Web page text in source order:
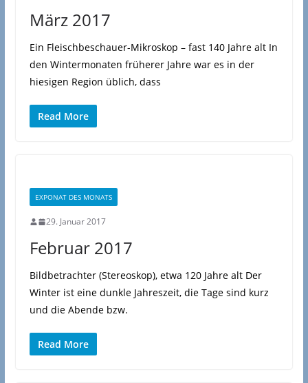
März 2017
Ein Fleischbeschauer-Mikroskop – fast 140 Jahre alt In
den Wintermonaten früherer Jahre war es in der
hiesigen Region üblich, dass
Read More
EXPONAT DES MONATS
29. Januar 2017
Februar 2017
Bildbetrachter (Stereoskop), etwa 120 Jahre alt Der
Winter ist eine dunkle Jahreszeit, die Tage sind kurz
und die Abende bzw.
Read More